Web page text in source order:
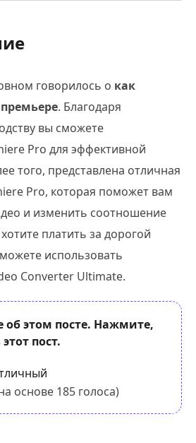
говорилось о как
. Благодаря
вы сможете
Pro для эффективной
того, представлена отличная
Pro, которая поможет вам
и изменить соотношение
платить за дорогой
использовать
Converter Ultimate.
об этом посте. Нажмите,
пост.
основе 185 голоса)